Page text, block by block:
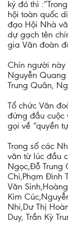
ký đó thì
hội toàn quốc
đạo Hội Nhà
dự gạch tên
gia Văn đoàn
Chín người này
Nguyễn
Trung Quân,
Tổ chức Văn
đứng đầu cuộc
gọi về “quyền
Trong số các
văn từ lúc đầu
Ngọc,Đỗ Trung
Chi,Phạm Đình
Văn
Kim
Nhi,Dư Thị
Duy, Trần Kỳ